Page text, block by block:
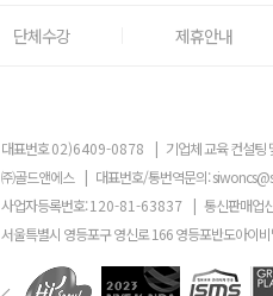
단체수강 제휴안내
대표번호02)6409-0878 | 기업체 교육 컨설팅
㈜골드앤에스 | 대표번호/통번역문의:
사업자등록번호:120-81-63837 | 통신판매업
서울특별시 영등포구 영신로 166 영등포반도아이